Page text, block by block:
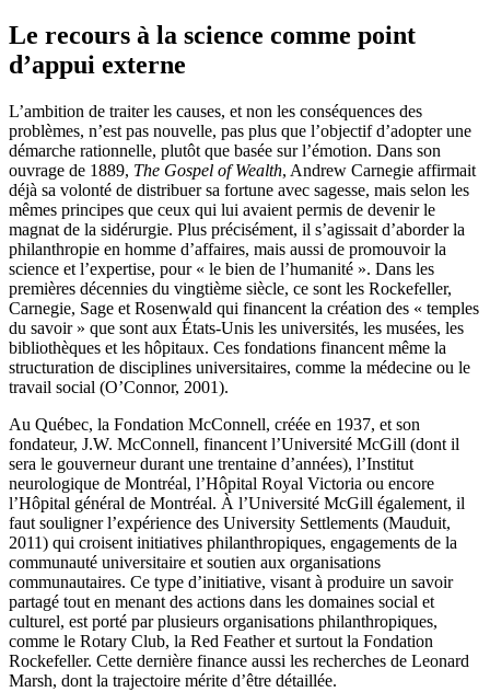
Le recours à la science comme point
d’appui externe
L’ambition de traiter les causes, et non les conséquences des
problèmes, n’est pas nouvelle, pas plus que l’objectif d’adopter une
démarche rationnelle, plutôt que basée sur l’émotion. Dans son
ouvrage de 1889, The Gospel of Wealth, Andrew Carnegie affirmait
déjà sa volonté de distribuer sa fortune avec sagesse, mais selon les
mêmes principes que ceux qui lui avaient permis de devenir le
magnat de la sidérurgie. Plus précisément, il s’agissait d’aborder la
philanthropie en homme d’affaires, mais aussi de promouvoir la
science et l’expertise, pour « le bien de l’humanité ». Dans les
premières décennies du vingtième siècle, ce sont les Rockefeller,
Carnegie, Sage et Rosenwald qui financent la création des « temples
du savoir » que sont aux États-Unis les universités, les musées, les
bibliothèques et les hôpitaux. Ces fondations financent même la
structuration de disciplines universitaires, comme la médecine ou le
travail social (O’Connor, 2001).
Au Québec, la Fondation McConnell, créée en 1937, et son
fondateur, J.W. McConnell, financent l’Université McGill (dont il
sera le gouverneur durant une trentaine d’années), l’Institut
neurologique de Montréal, l’Hôpital Royal Victoria ou encore
l’Hôpital général de Montréal. À l’Université McGill également, il
faut souligner l’expérience des University Settlements (Mauduit,
2011) qui croisent initiatives philanthropiques, engagements de la
communauté universitaire et soutien aux organisations
communautaires. Ce type d’initiative, visant à produire un savoir
partagé tout en menant des actions dans les domaines social et
culturel, est porté par plusieurs organisations philanthropiques,
comme le Rotary Club, la Red Feather et surtout la Fondation
Rockefeller. Cette dernière finance aussi les recherches de Leonard
Marsh, dont la trajectoire mérite d’être détaillée.